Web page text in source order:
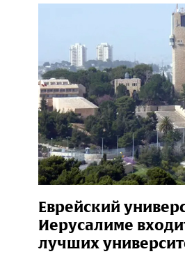
Еврейский
Иерусалиме
лучших